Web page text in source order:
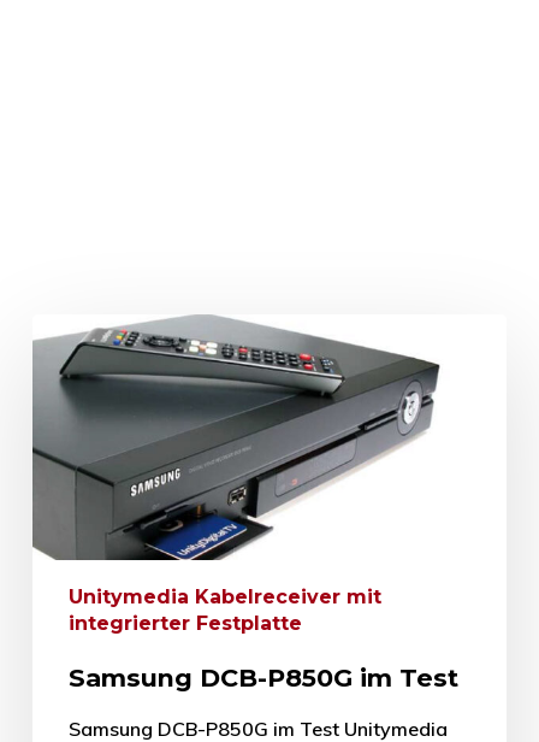
Unitymedia Kabelreceiver mit
integrierter Festplatte
Samsung DCB-P850G im Test
Samsung DCB-P850G im Test Unitymedia